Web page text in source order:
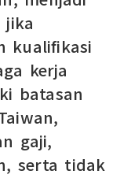
jika
kualifikasi
kerja
batasan
gaji,
serta tidak